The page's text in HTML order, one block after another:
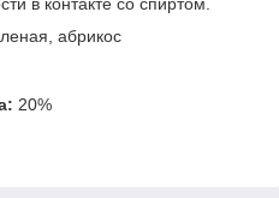
абрикос
20%